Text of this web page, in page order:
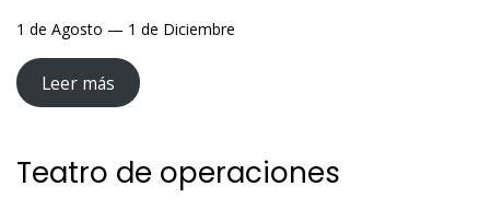
1 de Agosto — 1 de Diciembre
Leer más
Teatro de operaciones